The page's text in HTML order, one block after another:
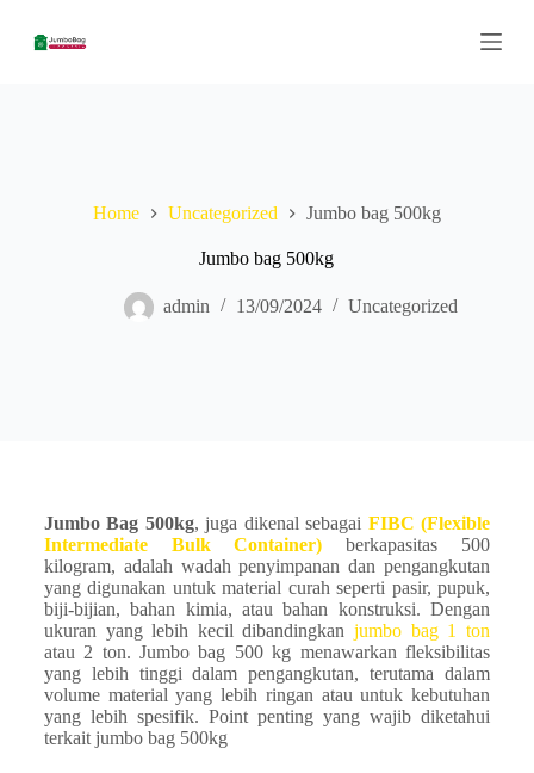
Home Uncategorized Jumbo bag 500kg
Jumbo bag 500kg
admin 13/09/2024 Uncategorized
Jumbo Bag 500kg, juga dikenal sebagai FIBC (Flexible
Intermediate Bulk Container) berkapasitas 500
kilogram, adalah wadah penyimpanan dan pengangkutan
yang digunakan untuk material curah seperti pasir, pupuk,
biji-bijian, bahan kimia, atau bahan konstruksi. Dengan
ukuran yang lebih kecil dibandingkanjumbo bag 1 ton
atau 2 ton. Jumbo bag 500 kg menawarkan fleksibilitas
yang lebih tinggi dalam pengangkutan, terutama dalam
volume material yang lebih ringan atau untuk kebutuhan
yang lebih spesifik. Point penting yang wajib diketahui
terkait jumbo bag 500kg